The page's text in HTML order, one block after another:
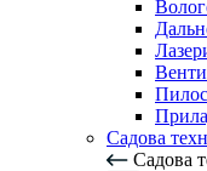
Садова
Садова